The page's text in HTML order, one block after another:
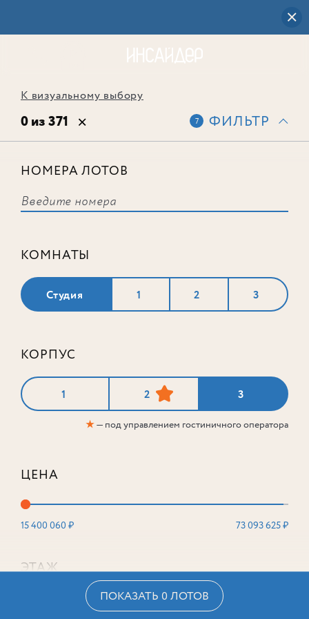
К визуальному выбору
0 из 371 7 ФИЛЬТР
НОМЕРА ЛОТОВ
КОМНАТЫ
Студия 1 2 3
КОРПУС
1 2 3
★— под управлением гостиничного оператора
ЦЕНА
15 400 060 ₽ 73 093 625 ₽
ЭТАЖ
ПОКАЗАТЬ 0 ЛОТОВ
соответствует ни одного лота